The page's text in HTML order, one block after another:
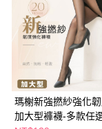
瑪榭新強撚紗強化
加大型褲襪-多款任